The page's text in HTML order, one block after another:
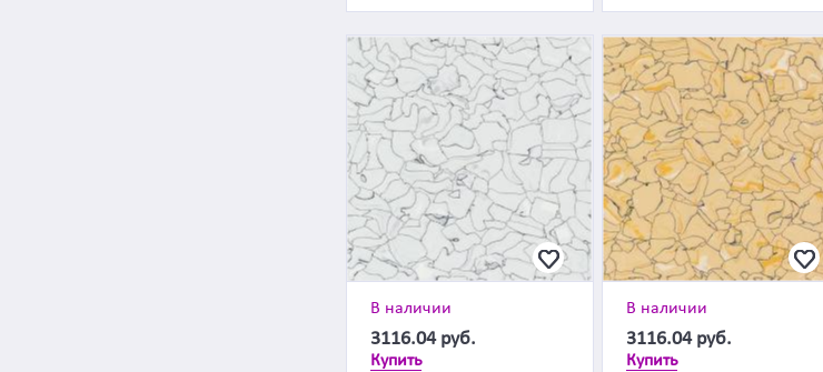
В наличии
3116.04 руб.
Купить
В наличии
3116.04 руб.
Купить